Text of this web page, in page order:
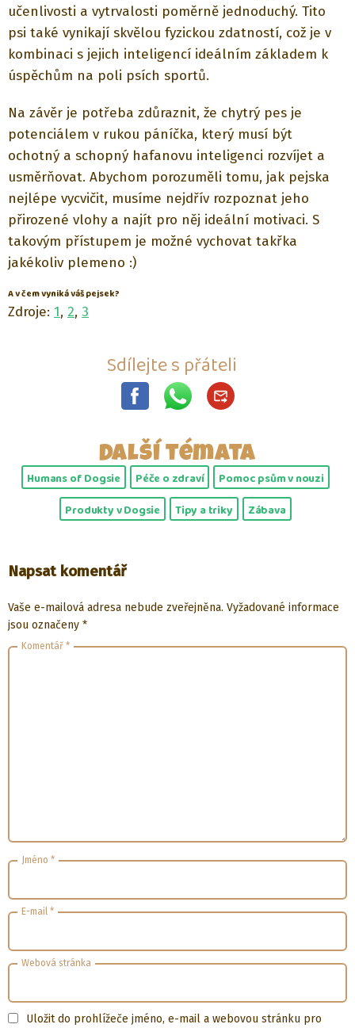
učenlivosti a vytrvalosti poměrně jednoduchý. Tito
psi také vynikají skvělou fyzickou zdatností, což je v
kombinaci s jejich inteligencí ideálním základem k
úspěchům na poli psích sportů.
Na závěr je potřeba zdůraznit, že chytrý pes je
potenciálem v rukou páníčka, který musí být
ochotný a schopný hafanovu inteligenci rozvíjet a
usměrňovat. Abychom porozuměli tomu, jak pejska
nejlépe vycvičit, musíme nejdřív rozpoznat jeho
přirozené vlohy a najít pro něj ideální motivaci. S
takovým přístupem je možné vychovat takřka
jakékoliv plemeno :)
A v čem vyniká váš pejsek?
Zdroje: 1, 2, 3
Sdílejte s přáteli
Další témata
Humans of Dogsie Péče o zdraví
Pomoc psům v nouzi
Produkty v Dogsie
Tipy a triky Zábava
Napsat komentář
Vaše e-mailová adresa nebude zveřejněna. Vyžadované informace
jsou označeny *
Komentář *
Jméno *
E-mail *
Webová stránka
Uložit do prohlížeče jméno, e-mail a webovou stránku pro